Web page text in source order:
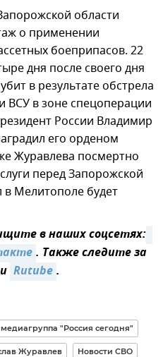
области
о применении
боеприпасов. 22
дня после своего дня
в результате обстрела
ВСУ в зоне спецоперации
России Владимир
его орденом
Журавлева посмертно
перед Запорожской
Мелитополе будет
в наших соцсетях:
. Также следите за
и Rutube.
"Россия сегодня"
Журавлев Новости СВО